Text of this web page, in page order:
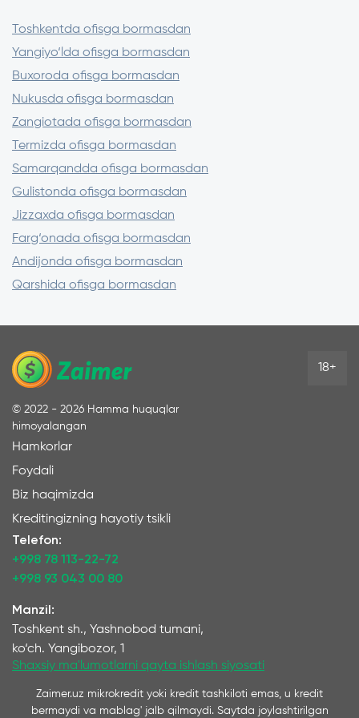
foydalaning
Sayt manzilini tekshiring (https://)
SMS orqali kelgan kodlarni hech kimga
aytmang
Toshkentda ofisga bormasdan
Yangiyo‘lda ofisga bormasdan
Buxoroda ofisga bormasdan
Nukusda ofisga bormasdan
Zangiotada ofisga bormasdan
Termizda ofisga bormasdan
Samarqandda ofisga bormasdan
Gulistonda ofisga bormasdan
Jizzaxda ofisga bormasdan
Farg‘onada ofisga bormasdan
Andijonda ofisga bormasdan
Qarshida ofisga bormasdan
© 2022 - 2026 Hamma huquqlar
himoyalangan
Hamkorlar
Foydali
Biz haqimizda
Kreditingizning hayotiy tsikli
Telefon:
+998 78 113-22-72
+998 93 043 00 80
Manzil:
Toshkent sh., Yashnobod tumani,
ko‘ch. Yangibozor, 1
Shaxsiy ma'lumotlarni qayta ishlash siyosati
18+
Zaimer.uz mikrokredit yoki kredit tashkiloti emas, u kredit
bermaydi va mablag' jalb qilmaydi. Saytda joylashtirilgan